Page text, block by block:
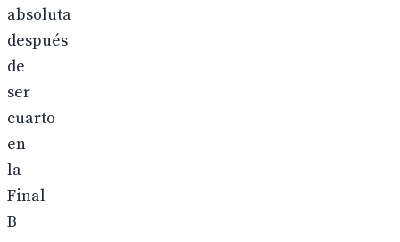
absoluta
después
de
ser
cuarto
en
la
Final
B